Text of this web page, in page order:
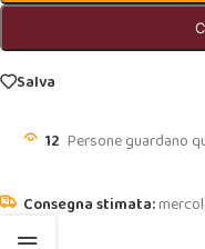
Salva
12 Persone guardano